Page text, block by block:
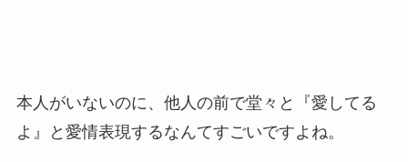
本人がいないのに、他人の前で堂々と『愛してる
よ』と愛情表現するなんてすごいですよね。